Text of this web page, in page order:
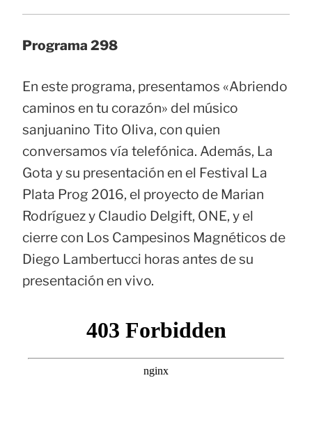
Programa 298
En este programa, presentamos «Abriendo
caminos en tu corazón» del músico
sanjuanino Tito Oliva, con quien
conversamos vía telefónica. Además, La
Gota y su presentación en el Festival La
Plata Prog 2016, el proyecto de Marian
Rodríguez y Claudio Delgift, ONE, y el
cierre con Los Campesinos Magnéticos de
Diego Lambertucci horas antes de su
presentación en vivo.